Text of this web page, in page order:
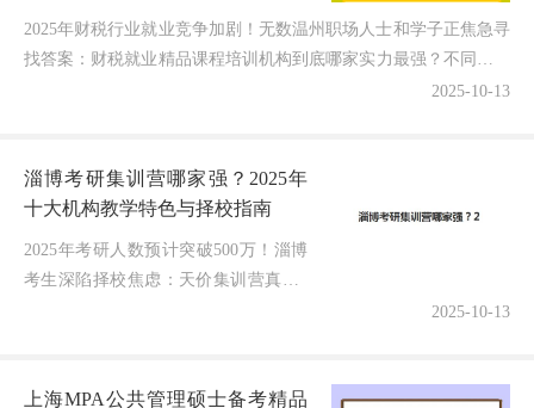
2025年财税行业就业竞争加剧！无数温州职场人士和学子正焦急寻
找答案：财税就业精品课程培训机构到底哪家实力最强？不同机构
的特色优势有何区别？如何避免踩坑选到真正的就业保障...2025-10-13
淄博考研集训营哪家强？2025年
十大机构教学特色与择校指南
2025年考研人数预计突破500万！淄博
考生深陷择校焦虑：天价集训营真值6
2025-10-13
上海MPA公共管理硕士备考精品